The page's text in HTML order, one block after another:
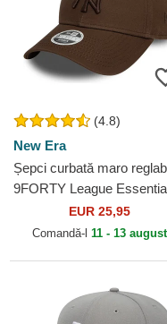
(4.8)
New Era
Șepci curbată maro
9FORTY League
de New York Yankees MLB
de New Era
EUR 25,95
Comandă-l 11 - 13 august